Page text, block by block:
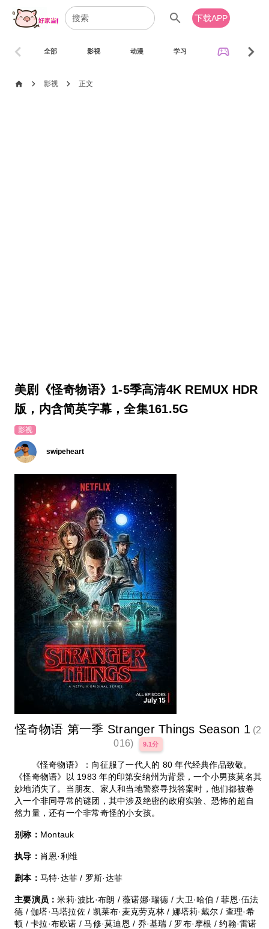
search 下载APP
全部 影视 动漫 学习 sports_esports
chevron_left chevron_right
home chevron_right 影视 chevron_right 正文
美剧《怪奇物语》1-5季高清4K REMUX HDR
版，内含简英字幕，全集161.5G
影视
swipeheart
怪奇物语 第一季 Stranger Things Season 1 (2
016)
9.1分
《怪奇物语》：向征服了一代人的 80 年代经典作品致敬。
《怪奇物语》以 1983 年的印第安纳州为背景，一个小男孩莫名其
妙地消失了。当朋友、家人和当地警察寻找答案时，他们都被卷
入一个非同寻常的谜团，其中涉及绝密的政府实验、恐怖的超自
然力量，还有一个非常奇怪的小女孩。
别称： Montauk
执导： 肖恩·利维
剧本： 马特·达菲 / 罗斯·达菲
主要演员：米莉·波比·布朗 / 薇诺娜·瑞德 / 大卫·哈伯 / 菲恩·伍法
德 / 伽塔·马塔拉佐 / 凯莱布·麦克劳克林 / 娜塔莉·戴尔 / 查理·希
顿 / 卡拉·布欧诺 / 马修·莫迪恩 / 乔·基瑞 / 罗布·摩根 / 约翰·雷诺